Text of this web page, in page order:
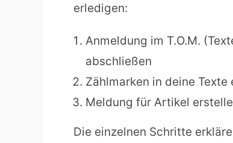
erledigen:
Anmeldung im T.O.M.
abschließen
Zählmarken in deine Texte
Meldung für Artikel
Die einzelnen Schritte